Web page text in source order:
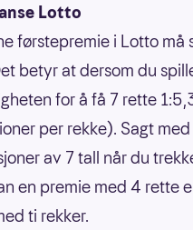
Lotto
førstepremie i Lotto
betyr at dersom du
for å få 7 rette
per rekke). Sagt
av 7 tall når du
en premie med 4 rette
ti rekker.